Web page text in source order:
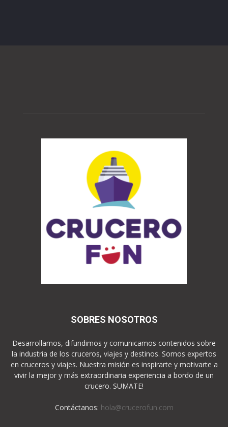
SOBRES NOSOTROS
Desarrollamos, difundimos y comunicamos contenidos sobre
la industria de los cruceros, viajes y destinos. Somos expertos
en cruceros y viajes. Nuestra misión es inspirarte y motivarte a
vivir la mejor y más extraordinaria experiencia a bordo de un
crucero. SUMATE!
Contáctanos: hola@crucerofun.com